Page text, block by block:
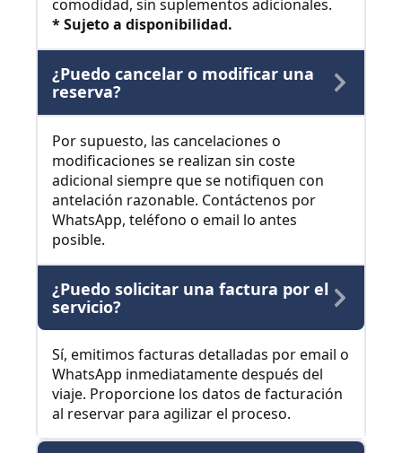
comodidad, sin suplementos adicionales.
* Sujeto a disponibilidad.
¿Puedo cancelar o modificar una
reserva?
Por supuesto, las cancelaciones o
modificaciones se realizan sin coste
adicional siempre que se notifiquen con
antelación razonable. Contáctenos por
WhatsApp, teléfono o email lo antes
posible.
¿Puedo solicitar una factura por el
servicio?
Sí, emitimos facturas detalladas por email o
WhatsApp inmediatamente después del
viaje. Proporcione los datos de facturación
al reservar para agilizar el proceso.